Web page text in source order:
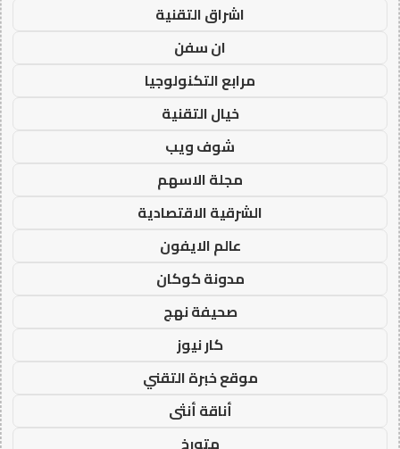
اشراق التقنية
ان سفن
مرابع التكنولوجيا
خيال التقنية
شوف ويب
مجلة الاسهم
الشرقية الاقتصادية
عالم الايفون
مدونة كوكان
صحيفة نهج
كار نيوز
موقع خبرة التقني
أناقة أنثى